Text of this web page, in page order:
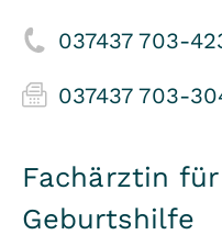
037437 703-
037437 703-
Fachärztin
Geburtshilfe